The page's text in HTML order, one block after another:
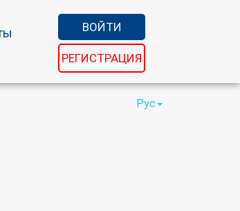
ВОЙТИ
РЕГИСТРАЦИЯ
Рус